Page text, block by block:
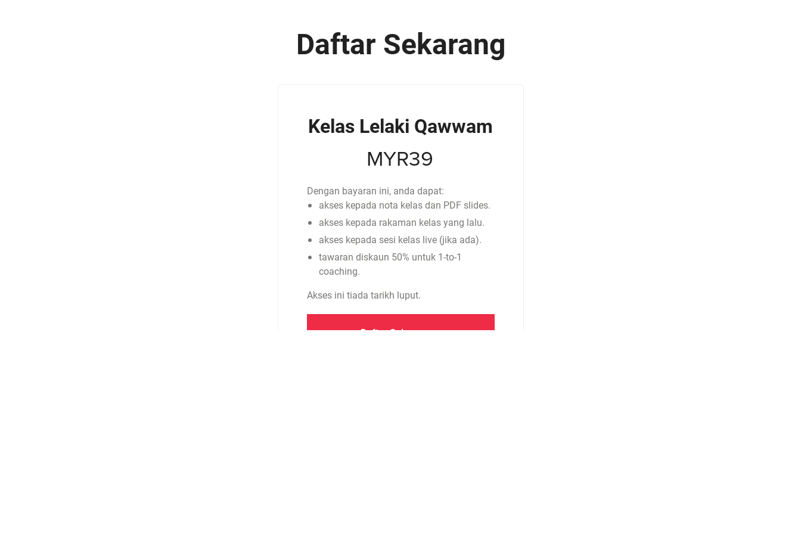
Daftar Sekarang
Kelas Lelaki Qawwam
MYR39
Dengan bayaran ini, anda dapat:
akses kepada nota kelas dan PDF slides.
akses kepada rakaman kelas yang lalu.
akses kepada sesi kelas live (jika ada).
tawaran diskaun 50% untuk 1-to-1
coaching.
Akses ini tiada tarikh luput.
Daftar Sekarang